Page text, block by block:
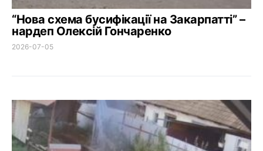
“Нова схема бусифікації на Закарпатті” –
нардеп Олексій Гончаренко
2026-07-05